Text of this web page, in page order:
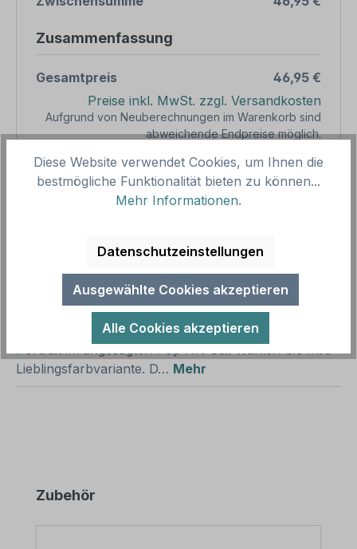
Zusammenfassung
Gesamtpreis
46,95 €
Preise inkl. MwSt. zzgl. Versandkosten
Aufgrund von Neuberechnungen im Warenkorb sind
abweichende Endpreise möglich.
Produkt Anzahl: Gib den
1 In den Warenkorb
Vorlagenummer: FE-02
Beschreibung
Präsentieren Sie Ihr lustiges oder dynamisches
Portrait im angesagten Pop Art-Stil. Wählen Sie Ihre
Lieblingsfarbvariante. D… Mehr
Produktgalerie überspringen
Zubehör
Diese Website verwendet Cookies, um Ihnen die
bestmögliche Funktionalität bieten zu können...
Mehr Informationen.
Datenschutzeinstellungen
Ausgewählte Cookies akzeptieren
Alle Cookies akzeptieren